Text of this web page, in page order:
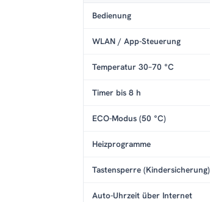
Bedienung
WLAN / App-Steuerung
Temperatur 30–70 °C
Timer bis 8 h
ECO-Modus (50 °C)
Heizprogramme
Tastensperre (Kindersicherung)
Auto-Uhrzeit über Internet